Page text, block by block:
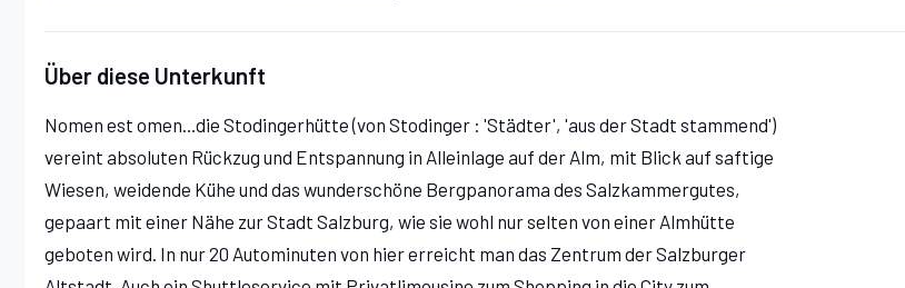
Über diese Unterkunft
Nomen est omen...die Stodingerhütte (von Stodinger : 'Städter', 'aus der Stadt stammend')
vereint absoluten Rückzug und Entspannung in Alleinlage auf der Alm, mit Blick auf saftige
Wiesen, weidende Kühe und das wunderschöne Bergpanorama des Salzkammergutes,
gepaart mit einer Nähe zur Stadt Salzburg, wie sie wohl nur selten von einer Almhütte
geboten wird. In nur 20 Autominuten von hier erreicht man das Zentrum der Salzburger